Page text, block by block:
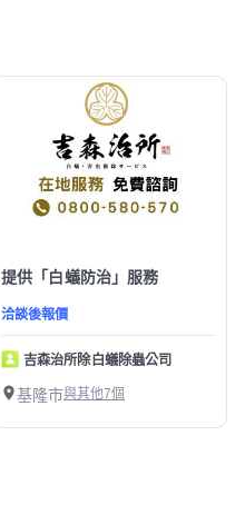
提供「白蟻防治」服務
洽談後報價
吉森治所除白蟻除蟲公司
基隆市與其他7個